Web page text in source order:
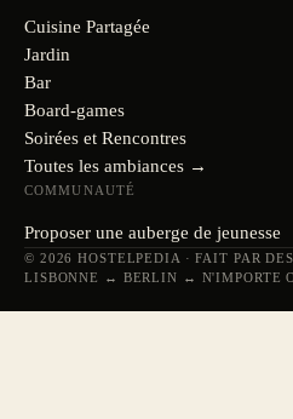
Cuisine Partagée
Jardin
Bar
Board-games
Soirées et Rencontres
Toutes les ambiances →
COMMUNAUTÉ
Proposer une auberge de jeunesse
© 2026 HOSTELPEDIA · FAIT PAR
LISBONNE ↔ BERLIN ↔ N'IMPORTE